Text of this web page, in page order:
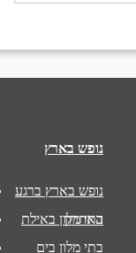
נופש בארץ
נופש בארץ ברגע
האחרון
בתי מלון באילת
בתי מלון בים